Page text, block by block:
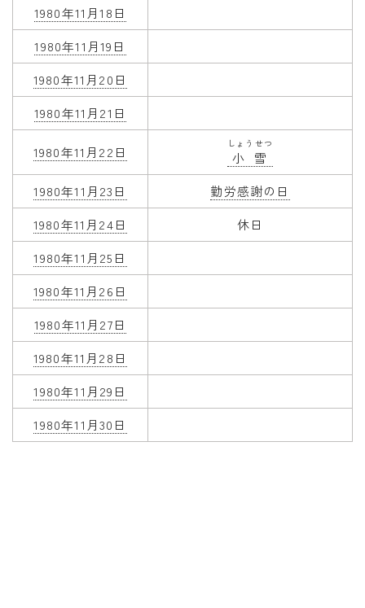
1980年11月18日
1980年11月19日
1980年11月20日
1980年11月21日
1980年11月22日 小雪
しょうせつ
1980年11月23日
勤労感謝の日
1980年11月24日
休日
1980年11月25日
1980年11月26日
1980年11月27日
1980年11月28日
1980年11月29日
1980年11月30日